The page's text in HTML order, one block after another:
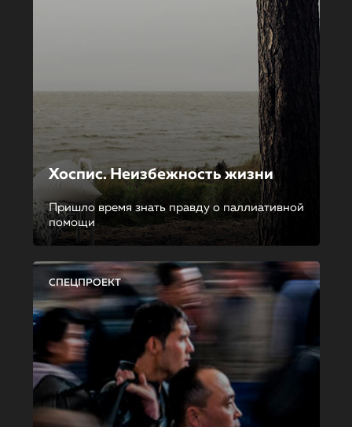
Хоспис. Неизбежность жизни
Пришло время знать правду о паллиативной
помощи
СПЕЦПРОЕКТ